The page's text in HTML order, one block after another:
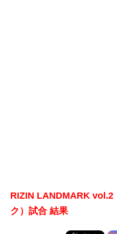
RIZIN LANDMARK vol.2
ク）試合 結果